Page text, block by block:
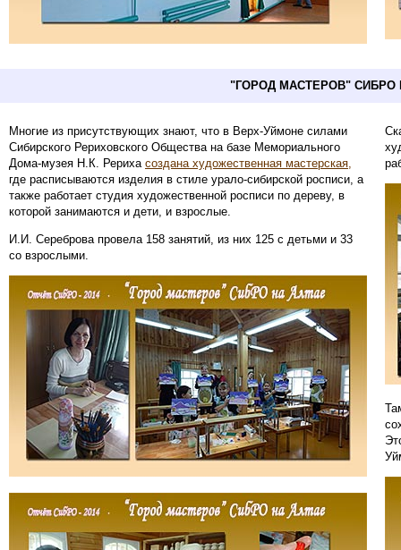
"ГОРОД МАСТЕРОВ" СИБРО
Многие из присутствующих знают, что в Верх-Уймоне силами
Сибирского Рериховского Общества на базе Мемориального
Дома-музея Н.К. Рериха создана художественная мастерская,
где расписываются изделия в стиле урало-сибирской росписи, а
также работает студия художественной росписи по дереву, в
которой занимаются и дети, и взрослые.
И.И. Сереброва провела 158 занятий, из них 125 с детьми и 33
со взрослыми.